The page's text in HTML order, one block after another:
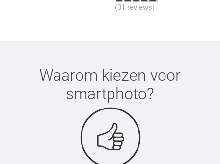
(31 reviews)
Waarom kiezen voor
smartphoto?